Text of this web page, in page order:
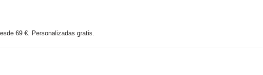
69 €. Personalizadas gratis.